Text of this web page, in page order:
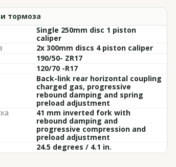
тормоза
Single 250mm disc 1 piston
caliper
2x 300mm discs 4 piston caliper
190/50- ZR17
120/70 -R17
Back-link rear horizontal coupling
charged gas, progressive
rebound damping and spring
preload adjustment
41 mm inverted fork with
rebound damping and
progressive compression and
preload adjustment
24.5 degrees / 4.1 in.